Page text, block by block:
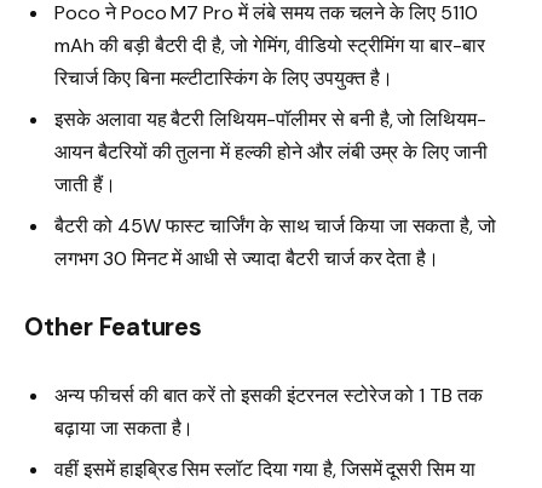
Poco ने Poco M7 Pro में लंबे समय तक चलने के लिए 5110
mAh की बड़ी बैटरी दी है, जो गेमिंग, वीडियो स्ट्रीमिंग या बार-बार
रिचार्ज किए बिना मल्टीटास्किंग के लिए उपयुक्त है।
इसके अलावा यह बैटरी लिथियम-पॉलीमर से बनी है, जो लिथियम-
आयन बैटरियों की तुलना में हल्की होने और लंबी उम्र के लिए जानी
जाती हैं।
बैटरी को 45W फास्ट चार्जिंग के साथ चार्ज किया जा सकता है, जो
लगभग 30 मिनट में आधी से ज्यादा बैटरी चार्ज कर देता है।
Other Features
अन्य फीचर्स की बात करें तो इसकी इंटरनल स्टोरेज को 1 TB तक
बढ़ाया जा सकता है।
वहीं इसमें हाइब्रिड सिम स्लॉट दिया गया है, जिसमें दूसरी सिम या